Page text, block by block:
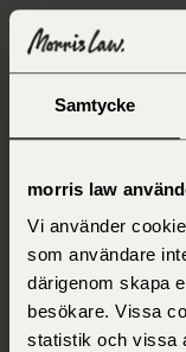
Samtycke
morris law
Vi använder
som användare
därigenom skapa
besökare. Vissa
statistik och vissa
Grundades
Medarbetare